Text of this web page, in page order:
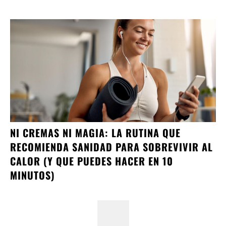
NI CREMAS NI MAGIA: LA RUTINA QUE
RECOMIENDA SANIDAD PARA SOBREVIVIR AL
CALOR (Y QUE PUEDES HACER EN 10
MINUTOS)